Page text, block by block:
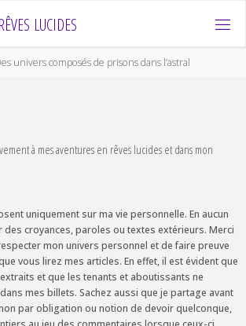
RÊVES LUCIDES
univers composés de prisons dans l’astral
à mes aventures en rêves lucides et dans mon
uniquement sur ma vie personnelle. En aucun
des croyances, paroles ou textes extérieurs. Merci
mon univers personnel et de faire preuve
vous lirez mes articles. En effet, il est évident que
et que les tenants et aboutissants ne
mes billets. Sachez aussi que je partage avant
par obligation ou notion de devoir quelconque,